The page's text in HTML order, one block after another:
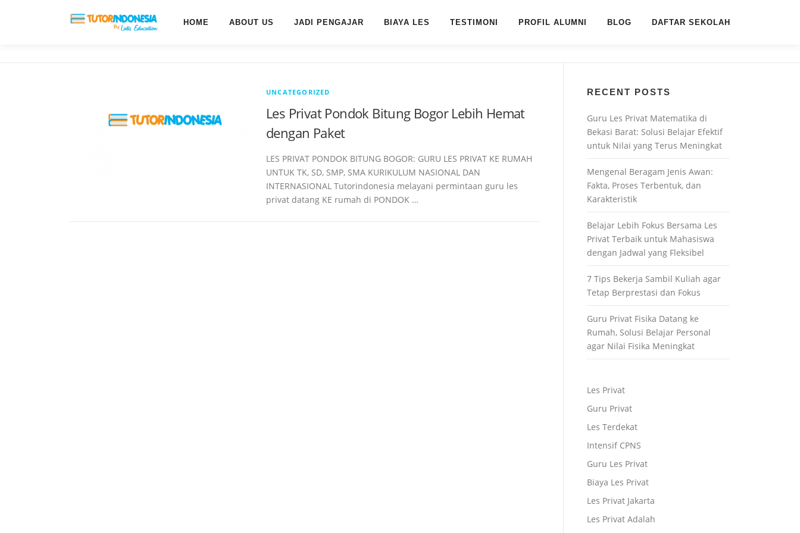
HOME ABOUT US JADI PENGAJAR BIAYA LES TESTIMONI PROFIL ALUMNI BLOG DAFTAR SEKOLAH
UNCATEGORIZED
Les Privat Pondok Bitung Bogor Lebih Hemat
dengan Paket
LES PRIVAT PONDOK BITUNG BOGOR: GURU LES PRIVAT KE RUMAH
UNTUK TK, SD, SMP, SMA KURIKULUM NASIONAL DAN
INTERNASIONAL Tutorindonesia melayani permintaan guru les
privat datang KE rumah di PONDOK …
RECENT POSTS
Guru Les Privat Matematika di
Bekasi Barat: Solusi Belajar Efektif
untuk Nilai yang Terus Meningkat
Mengenal Beragam Jenis Awan:
Fakta, Proses Terbentuk, dan
Karakteristik
Belajar Lebih Fokus Bersama Les
Privat Terbaik untuk Mahasiswa
dengan Jadwal yang Fleksibel
7 Tips Bekerja Sambil Kuliah agar
Tetap Berprestasi dan Fokus
Guru Privat Fisika Datang ke
Rumah, Solusi Belajar Personal
agar Nilai Fisika Meningkat
Les Privat
Guru Privat
Les Terdekat
Intensif CPNS
Guru Les Privat
Biaya Les Privat
Les Privat Jakarta
Les Privat Adalah